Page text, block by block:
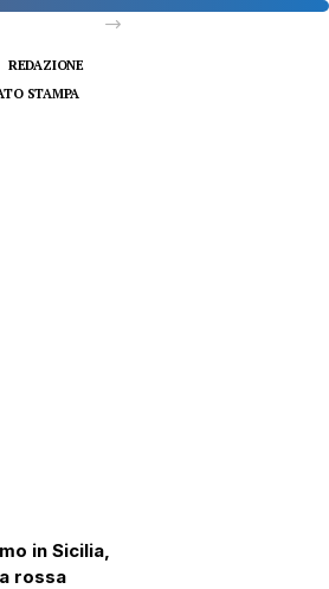
REDAZIONE
STAMPA
in Sicilia,
rossa